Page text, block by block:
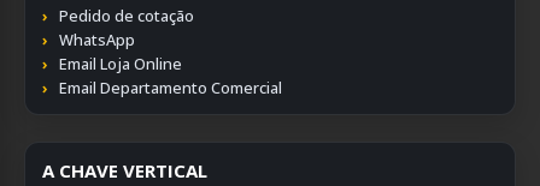
Pedido de cotação
WhatsApp
Email Loja Online
Email Departamento Comercial
A CHAVE VERTICAL